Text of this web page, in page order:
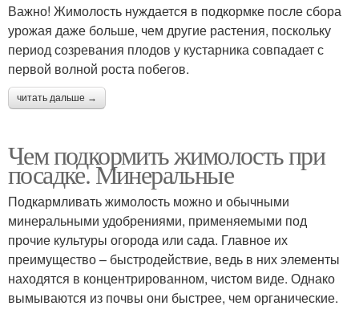
Важно! Жимолость нуждается в подкормке после сбора
урожая даже больше, чем другие растения, поскольку
период созревания плодов у кустарника совпадает с
первой волной роста побегов.
читать дальше →
Чем подкормить жимолость при
посадке. Минеральные
Подкармливать жимолость можно и обычными
минеральными удобрениями, применяемыми под
прочие культуры огорода или сада. Главное их
преимущество – быстродействие, ведь в них элементы
находятся в концентрированном, чистом виде. Однако
вымываются из почвы они быстрее, чем органические.